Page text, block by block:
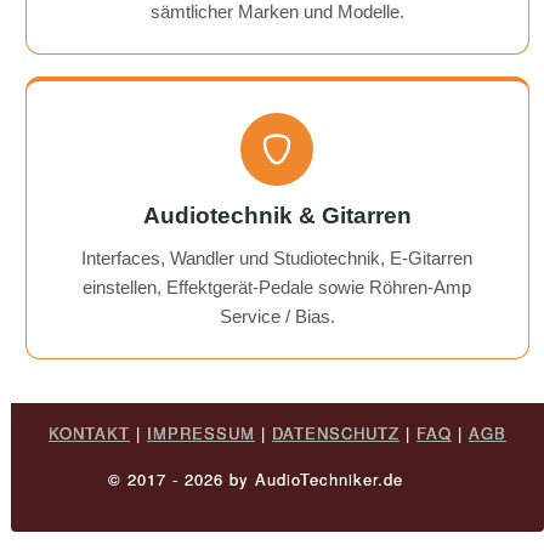
sämtlicher Marken und Modelle.
Audiotechnik & Gitarren
Interfaces, Wandler und Studiotechnik, E-Gitarren
einstellen, Effektgerät-Pedale sowie Röhren-Amp
Service / Bias.
KONTAKT | IMPRESSUM | DATENSCHUTZ | FAQ | AGB
© 2017 - 2026 by AudioTechniker.de